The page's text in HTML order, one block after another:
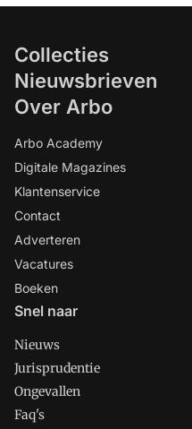
Collecties
Nieuwsbrieven
Over Arbo
Arbo Academy
Digitale Magazines
Klantenservice
Contact
Adverteren
Vacatures
Boeken
Snel naar
Nieuws
Jurisprudentie
Ongevallen
Faq's